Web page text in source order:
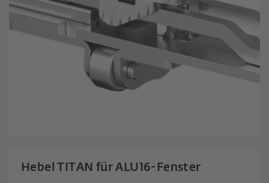
Hebel TITAN für ALU16-Fenster